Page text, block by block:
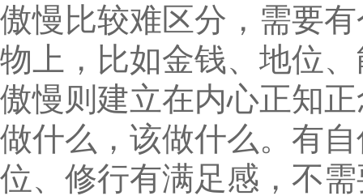
傲慢比较难区分，需要
物上，比如金钱、地位
傲慢则建立在内心正知
做什么，该做什么。有
位、修行有满足感，不